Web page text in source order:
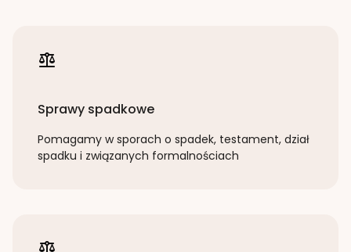
Sprawy spadkowe
Pomagamy w sporach o spadek, testament, dział
spadku i związanych formalnościach